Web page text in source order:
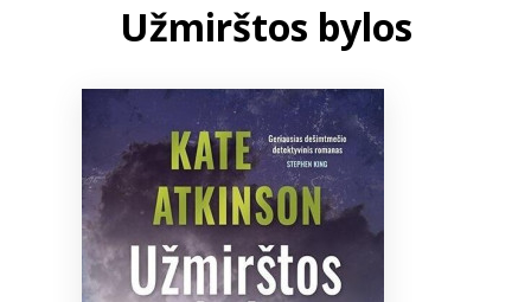
ELVIS atvyksta
Bibliotekoms
Užmirštos bylos